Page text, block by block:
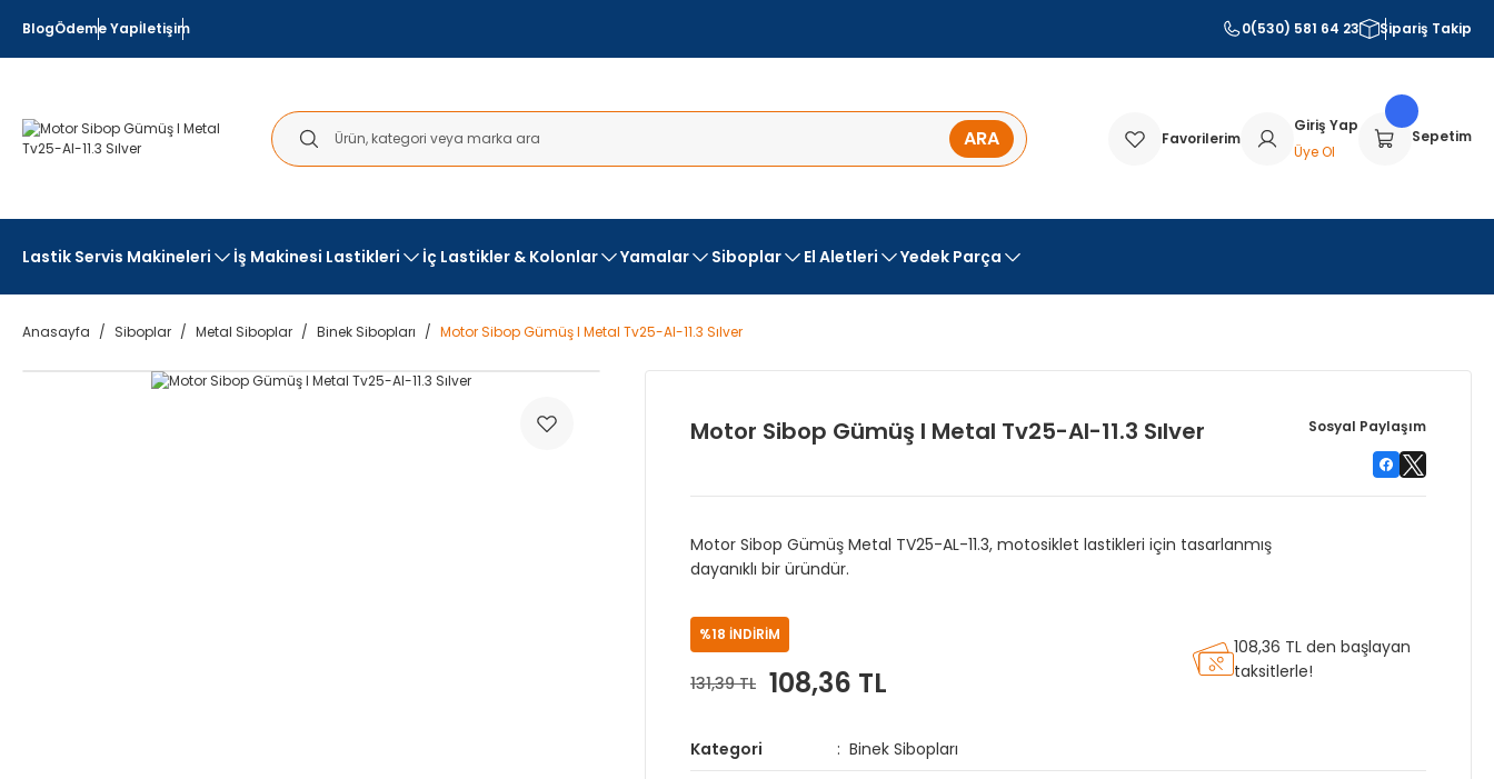
BlogÖdeme Yapİletişim 0(530) 581 64 23 Sipariş Takip
ARA Favorilerim
Giriş Yap
Üye Ol
Sepetim
Lastik Servis Makineleri İş Makinesi Lastikleri İç Lastikler & Kolonlar Yamalar Siboplar El Aletleri Yedek Parça
Anasayfa Siboplar Metal Siboplar Binek Sibopları Motor Sibop Gümüş I Metal Tv25-Al-11.3 Sılver
Motor Sibop Gümüş I Metal Tv25-Al-11.3 Sılver Sosyal Paylaşım
Motor Sibop Gümüş Metal TV25-AL-11.3, motosiklet lastikleri için tasarlanmış
dayanıklı bir üründür.
%18 İNDİRİM
131,39 TL 108,36 TL
108,36 TL den başlayan
taksitlerle!
Kategori
Binek Sibopları